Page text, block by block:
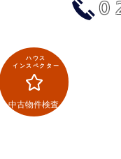
​ ハウス
インスペクター​
​中古物件検査